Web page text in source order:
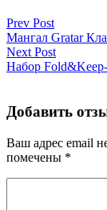
Prev Post
Мангал Gratar
Next Post
Набор
Добавить
Ваш адрес email
помечены *